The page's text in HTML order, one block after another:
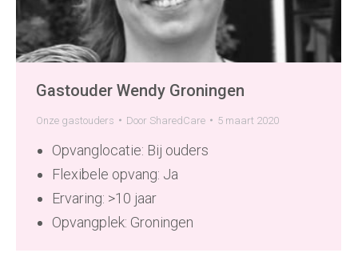
Gastouder Wendy Groningen
Onze gastouders Door SharedCare 5 maart 2020
Opvanglocatie: Bij ouders
Flexibele opvang: Ja
Ervaring: >10 jaar
Opvangplek: Groningen